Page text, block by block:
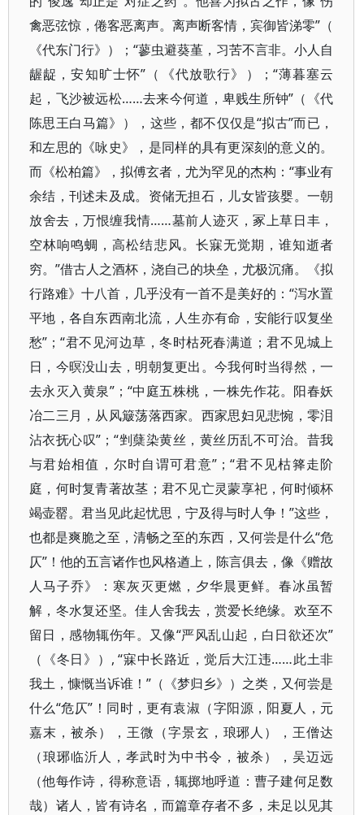
禽恶弦惊，倦客恶离声。离声断客情，宾御皆涕零”​（​
《代东门行》​）​；​“蓼虫避葵堇，习苦不言非。小人自
龌龊，安知旷士怀”​（​《代放歌行》​）​；​“薄暮塞云
起，飞沙被远松……去来今何道，卑贱生所钟”​（​《代
陈思王白马篇》​）​，这些，都不仅仅是“拟古”而已，
和左思的《咏史》​，是同样的具有更深刻的意义的。
而《松柏篇》​，拟傅玄者，尤为罕见的杰构：​“事业有
余结，刊述未及成。资储无担石，儿女皆孩婴。一朝
放舍去，万恨缠我情……墓前人迹灭，冢上草日丰，
空林响鸣蜩，高松结悲风。长寐无觉期，谁知逝者
穷。​”借古人之酒杯，浇自己的块垒，尤极沉痛。​《拟
行路难》十八首，几乎没有一首不是美好的：​“泻水置
平地，各自东西南北流，人生亦有命，安能行叹复坐
愁”​；​“君不见河边草，冬时枯死春满道；君不见城上
日，今暝没山去，明朝复更出。今我何时当得然，一
去永灭入黄泉”​；​“中庭五株桃，一株先作花。阳春妖
冶二三月，从风簸荡落西家。西家思妇见悲惋，零泪
沾衣抚心叹”​；​“剉蘖染黄丝，黄丝历乱不可治。昔我
与君始相值，尔时自谓可君意”​；​“君不见枯箨走阶
庭，何时复青著故茎；君不见亡灵蒙享祀，何时倾杯
竭壶罂。君当见此起忧思，宁及得与时人争！”这些，
也都是爽脆之至，清畅之至的东西，又何尝是什么“危
仄”！他的五言诸作也风格遒上，陈言俱去，像《赠故
人马子乔》​：寒灰灭更燃，夕华晨更鲜。春冰虽暂
解，冬水复还坚。佳人舍我去，赏爱长绝缘。欢至不
留日，感物辄伤年。又像“严风乱山起，白日欲还次”​
（​《冬日》​）, “寐中长路近，觉后大江违……此土非
我土，慷慨当诉谁！”​（​《梦归乡》​）之类，又何尝是
什么“危仄”！同时，更有袁淑（字阳源，阳夏人，元
嘉末，被杀）​，王微（字景玄，琅琊人）​，王僧达
（琅琊临沂人，孝武时为中书令，被杀）​，吴迈远
（他每作诗，得称意语，辄掷地呼道：曹子建何足数
哉）诸人，皆有诗名，而篇章存者不多，未足以见其